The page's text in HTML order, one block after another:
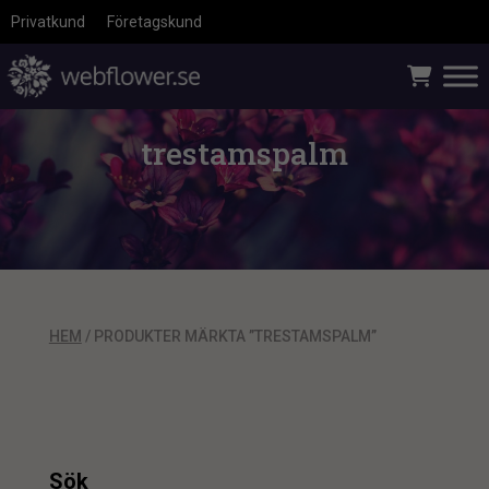
Privatkund Företagskund
trestamspalm
HEM / PRODUKTER MÄRKTA ”TRESTAMSPALM”
Sök